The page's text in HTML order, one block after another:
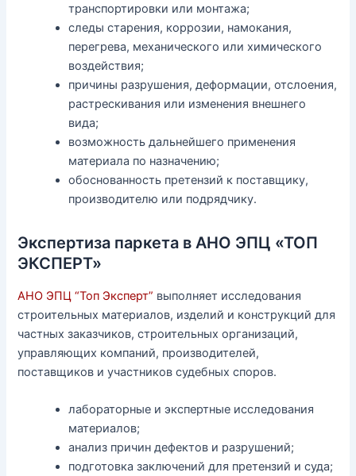
транспортировки или монтажа;
следы старения, коррозии, намокания,
перегрева, механического или химического
воздействия;
причины разрушения, деформации, отслоения,
растрескивания или изменения внешнего
вида;
возможность дальнейшего применения
материала по назначению;
обоснованность претензий к поставщику,
производителю или подрядчику.
Экспертиза паркета в АНО ЭПЦ «ТОП
ЭКСПЕРТ»
АНО ЭПЦ “Топ Эксперт” выполняет исследования
строительных материалов, изделий и конструкций для
частных заказчиков, строительных организаций,
управляющих компаний, производителей,
поставщиков и участников судебных споров.
лабораторные и экспертные исследования
материалов;
анализ причин дефектов и разрушений;
подготовка заключений для претензий и суда;